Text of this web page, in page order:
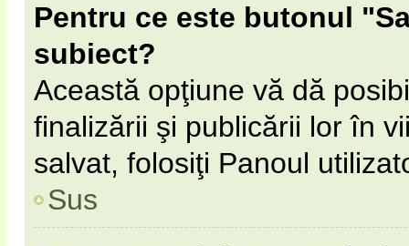
Pentru ce este butonul
subiect?
Această opţiune vă dă
finalizării şi publicării lor în
salvat, folosiţi Panoul
Sus